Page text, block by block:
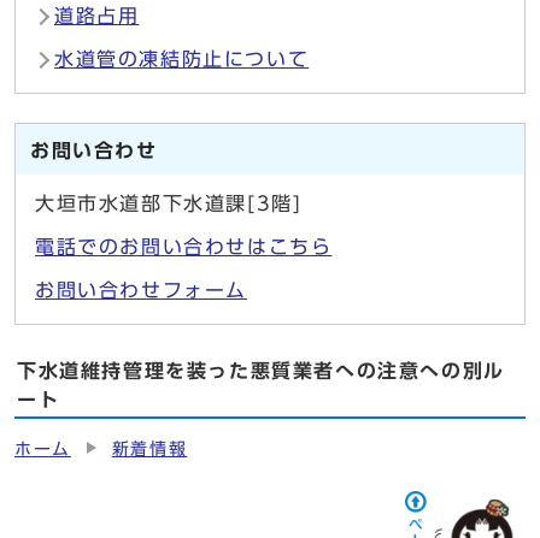
道路占用
水道管の凍結防止について
お問い合わせ
大垣市水道部下水道課[3階]
電話でのお問い合わせはこちら
お問い合わせフォーム
下水道維持管理を装った悪質業者への注意への別ル
ート
ホーム 新着情報